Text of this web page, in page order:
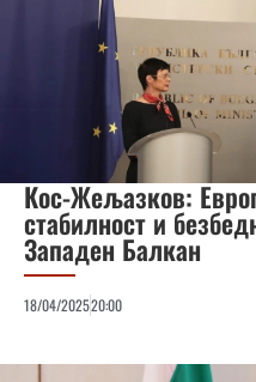
Кос-Жељазков:
стабилност и
Западен Балкан
18/04/202520:00